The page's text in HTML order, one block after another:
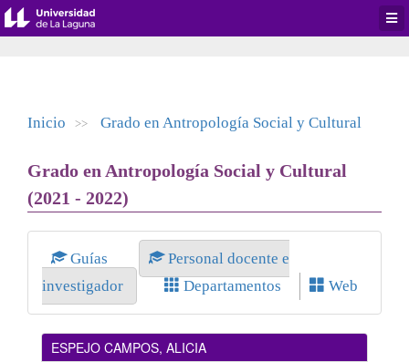
Inicio >> Grado en Antropología Social y Cultural
Grado en Antropología Social y Cultural
(2021 - 2022)
Guías
Personal docente e
investigador
Departamentos Web
ESPEJO CAMPOS, ALICIA